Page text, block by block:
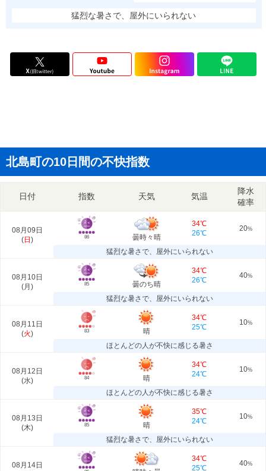
猛烈な暑さで、屋外にいられない
北島町の10日間の不快指数
日付 指数 天気 気温
降水
確率
08月09日
(日 ) 86 曇時々晴
34℃
26℃
20%
猛烈な暑さで、屋外にいられない
08月10日
(月 ) 85 曇のち晴
34℃
26℃
40%
猛烈な暑さで、屋外にいられない
08月11日
(火) 83 晴
34℃
25℃
10%
ほとんどの人が不快に感じる暑さ
08月12日
(水) 84 晴
34℃
24℃
10%
ほとんどの人が不快に感じる暑さ
08月13日
(木) 85 晴
35℃
24℃
10%
猛烈な暑さで、屋外にいられない
08月14日
34℃
25℃
40%